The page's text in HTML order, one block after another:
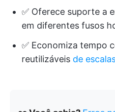
✅ Oferece suporte a
em diferentes fusos
✅ Economiza tempo
reutilizáveis de